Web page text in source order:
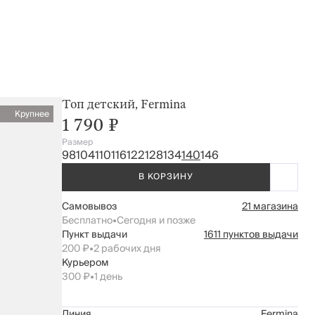
Крупнее
Топ детский, Fermina
1 790 ₽
Размер
98104110116122128134140146
В КОРЗИНУ
Самовывоз
21 магазина
Бесплатно•Сегодня и позже
Пункт выдачи
1611 пунктов выдачи
200 ₽•2 рабочих дня
Курьером
300 ₽•1 день